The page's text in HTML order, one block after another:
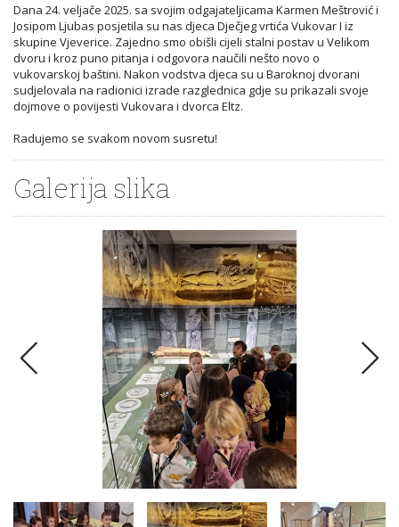
Dana 24. veljače 2025. sa svojim odgajateljicama Karmen Meštrović i
Josipom Ljubas posjetila su nas djeca Dječjeg vrtića Vukovar I iz
skupine Vjeverice. Zajedno smo obišli cijeli stalni postav u Velikom
dvoru i kroz puno pitanja i odgovora naučili nešto novo o
vukovarskoj baštini. Nakon vodstva djeca su u Baroknoj dvorani
sudjelovala na radionici izrade razglednica gdje su prikazali svoje
dojmove o povijesti Vukovara i dvorca Eltz.
Radujemo se svakom novom susretu!
Galerija slika